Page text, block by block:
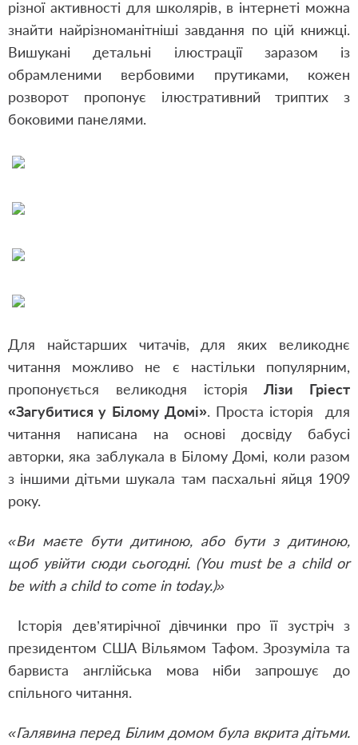
різної активності для школярів, в інтернеті можна
знайти найрізноманітніші завдання по цій книжці.
Вишукані детальні ілюстрації заразом із
обрамленими вербовими прутиками, кожен
розворот пропонує ілюстративний триптих з
боковими панелями.
Для найстарших читачів, для яких великоднє
читання можливо не є настільки популярним,
пропонується великодня історіяЛізи Гріест
«Загубитися у Білому Домі». Проста історія для
читання написана на основі досвіду бабусі
авторки, яка заблукала в Білому Домі, коли разом
з іншими дітьми шукала там пасхальні яйця 1909
року.
«Ви маєте бути дитиною, або бути з дитиною,
щоб увійти сюди сьогодні. (You must be a child or
be with a child to come in today.)»
Історія дев’ятирічної дівчинки про її зустріч з
президентом США Вільямом Тафом. Зрозуміла та
барвиста англійська мова ніби запрошує до
спільного читання.
«Галявина перед Білим домом була вкрита дітьми.